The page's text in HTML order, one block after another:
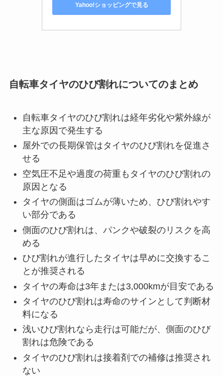
Yahoo!ショッピングで見る
自転車タイヤのひび割れについてのまとめ
自転車タイヤのひび割れは経年劣化や紫外線が
主な原因で発生する
屋外での長期保管はタイヤのひび割れを促進さ
せる
空気圧不足や過度の荷重もタイヤのひび割れの
原因となる
タイヤの側面はゴムが薄いため、ひび割れやす
い部分である
側面のひび割れは、パンクや破裂のリスクを高
める
ひび割れが進行したタイヤは早めに交換するこ
とが推奨される
タイヤの寿命は3年または3,000kmが目安である
タイヤのひび割れは寿命のサインとして判断材
料になる
浅いひび割れなら走行は可能だが、側面のひび
割れは危険である
タイヤのひび割れは接着剤での補修は推奨され
ない